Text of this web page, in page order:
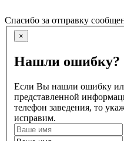
Спасибо за отправку
×
Нашли ошибку?
Если Вы нашли ошибку
представленной
телефон заведения, то
исправим.